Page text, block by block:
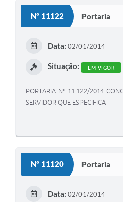
Nº 11122 Portaria
Data: 02/01/2014
Situação: EM VIGOR
PORTARIA Nº 11.122/2014
SERVIDOR QUE ESPECIFICA
Nº 11120 Portaria
Data: 02/01/2014